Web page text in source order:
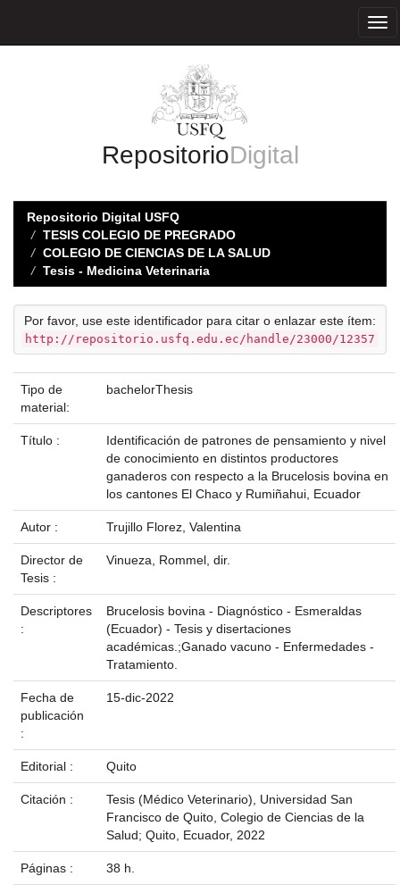
RepositorioDigital
Repositorio Digital USFQ
TESIS COLEGIO DE PREGRADO
COLEGIO DE CIENCIAS DE LA SALUD
Tesis - Medicina Veterinaria
Por favor, use este identificador para citar o enlazar este ítem:
http://repositorio.usfq.edu.ec/handle/23000/12357
Tipo de
material:
bachelorThesis
Título :
Identificación de patrones de pensamiento y nivel
de conocimiento en distintos productores
ganaderos con respecto a la Brucelosis bovina en
los cantones El Chaco y Rumiñahui, Ecuador
Autor : Trujillo Florez, Valentina
Director de
Tesis :
Vinueza, Rommel, dir.
Descriptores
:
Brucelosis bovina - Diagnóstico - Esmeraldas
(Ecuador) - Tesis y disertaciones
académicas.;Ganado vacuno - Enfermedades -
Tratamiento.
Fecha de
publicación
:
15-dic-2022
Editorial : Quito
Citación :
Tesis (Médico Veterinario), Universidad San
Francisco de Quito, Colegio de Ciencias de la
Salud; Quito, Ecuador, 2022
Páginas : 38 h.